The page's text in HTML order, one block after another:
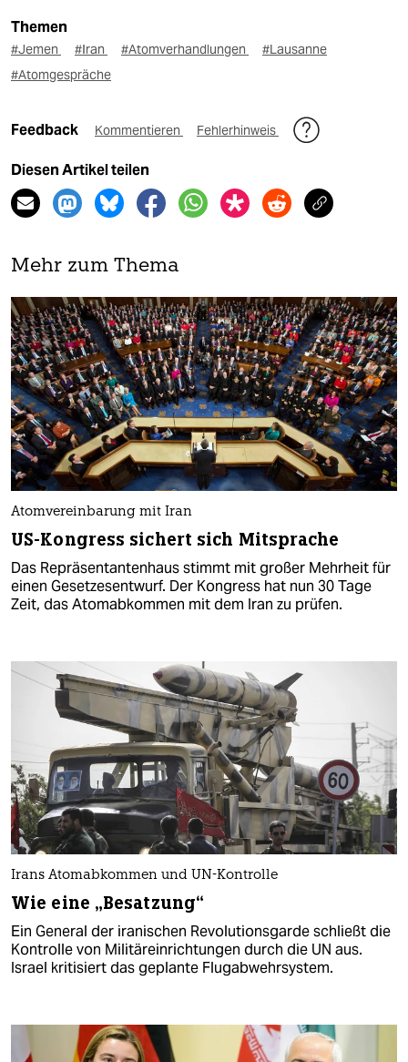
Themen
#Jemen #Iran #Atomverhandlungen
#Lausanne
#Atomgespräche
Feedback Kommentieren Fehlerhinweis
Diesen Artikel teilen
Mehr zum Thema
Atomvereinbarung mit Iran
US-Kongress sichert sich Mitsprache
Das Repräsentantenhaus stimmt mit großer Mehrheit für
einen Gesetzesentwurf. Der Kongress hat nun 30 Tage
Zeit, das Atomabkommen mit dem Iran zu prüfen.
Irans Atomabkommen und UN-Kontrolle
Wie eine „Besatzung“
Ein General der iranischen Revolutionsgarde schließt die
Kontrolle von Militäreinrichtungen durch die UN aus.
Israel kritisiert das geplante Flugabwehrsystem.